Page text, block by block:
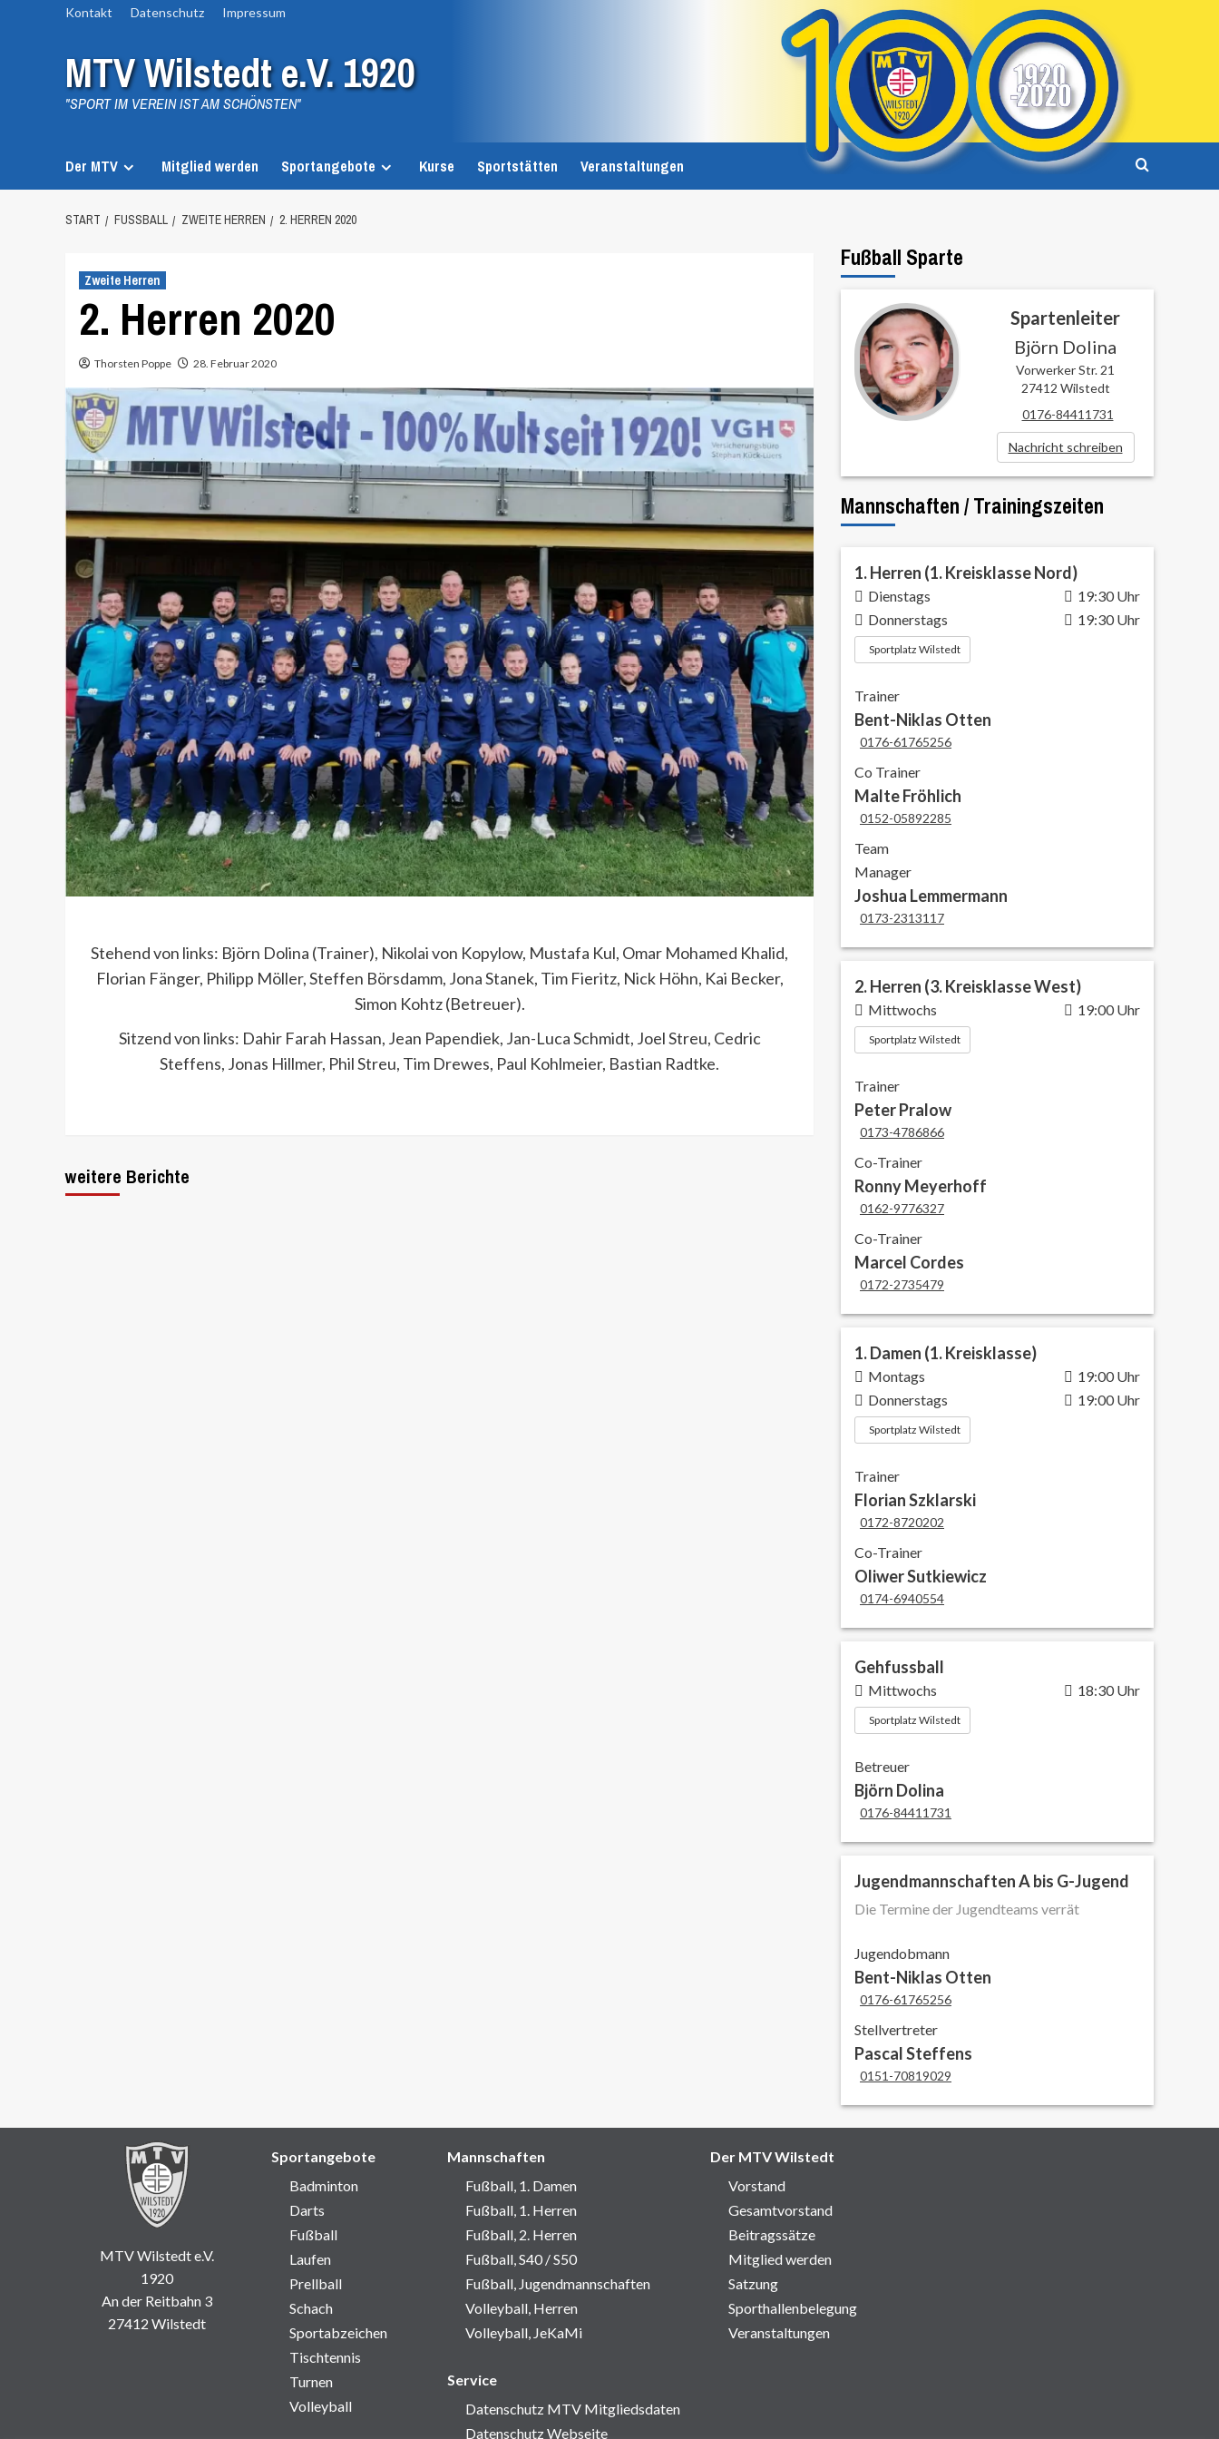
Kontakt Datenschutz Impressum
MTV Wilstedt e.V. 1920
"SPORT IM VEREIN IST AM SCHÖNSTEN"
Der MTV Mitglied werden Sportangebote Kurse Sportstätten Veranstaltungen
START FUSSBALL ZWEITE HERREN 2. HERREN 2020
Zweite Herren
2. Herren 2020
Thorsten Poppe 28. Februar 2020
Stehend von links: Björn Dolina (Trainer), Nikolai von Kopylow, Mustafa Kul, Omar Mohamed Khalid,
Florian Fänger, Philipp Möller, Steffen Börsdamm, Jona Stanek, Tim Fieritz, Nick Höhn, Kai Becker,
Simon Kohtz (Betreuer).
Sitzend von links: Dahir Farah Hassan, Jean Papendiek, Jan-Luca Schmidt, Joel Streu, Cedric
Steffens, Jonas Hillmer, Phil Streu, Tim Drewes, Paul Kohlmeier, Bastian Radtke.
weitere Berichte
Fußball Sparte
Spartenleiter
Björn Dolina
Vorwerker Str. 21
27412 Wilstedt
0176-84411731
Nachricht schreiben
Mannschaften / Trainingszeiten
1. Herren (1. Kreisklasse Nord)
Dienstags
19:30 Uhr
Donnerstags
19:30 Uhr
Sportplatz Wilstedt
Trainer
Bent-Niklas Otten
0176-61765256
Co Trainer
Malte Fröhlich
0152-05892285
Team
Manager
Joshua Lemmermann
0173-2313117
2. Herren (3. Kreisklasse West)
Mittwochs 19:00 Uhr
Sportplatz Wilstedt
Trainer
Peter Pralow
0173-4786866
Co-Trainer
Ronny Meyerhoff
0162-9776327
Co-Trainer
Marcel Cordes
0172-2735479
1. Damen (1. Kreisklasse)
Montags
19:00 Uhr
Donnerstags
19:00 Uhr
Sportplatz Wilstedt
Trainer
Florian Szklarski
0172-8720202
Co-Trainer
Oliwer Sutkiewicz
0174-6940554
Gehfussball
Mittwochs 18:30 Uhr
Sportplatz Wilstedt
Betreuer
Björn Dolina
0176-84411731
Jugendmannschaften A bis G-Jugend
Die Termine der Jugendteams verrät
Jugendobmann
Bent-Niklas Otten
0176-61765256
Stellvertreter
Pascal Steffens
0151-70819029
MTV Wilstedt e.V.
1920
An der Reitbahn 3
27412 Wilstedt
Sportangebote
Badminton
Darts
Fußball
Laufen
Prellball
Schach
Sportabzeichen
Tischtennis
Turnen
Volleyball
Mannschaften
Fußball, 1. Damen
Fußball, 1. Herren
Fußball, 2. Herren
Fußball, S40 / S50
Fußball, Jugendmannschaften
Volleyball, Herren
Volleyball, JeKaMi
Der MTV Wilstedt
Vorstand
Gesamtvorstand
Beitragssätze
Mitglied werden
Satzung
Sporthallenbelegung
Veranstaltungen
Service
Datenschutz MTV Mitgliedsdaten
Datenschutz Webseite